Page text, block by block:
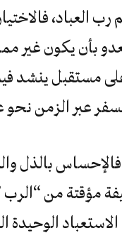
رب العباد،
يعدو بأن يكون
مستقبل ينشد
عبر الزمن
فالإحساس بالذل
من “الرب ”
الوحيدة